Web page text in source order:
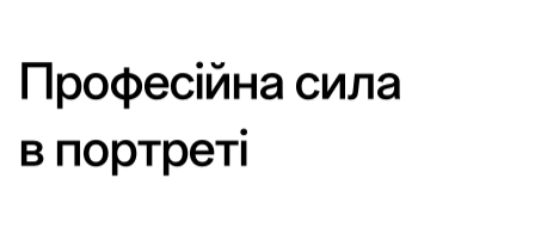
67Вт SUPERVOOC
Надшвидка зарядка1
Професійна сила
в портреті